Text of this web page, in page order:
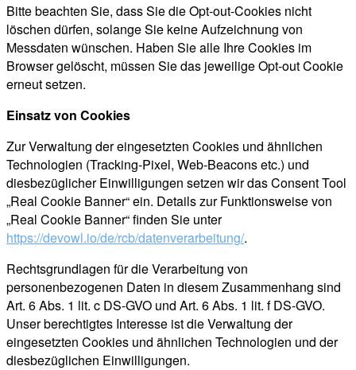
Bitte beachten Sie, dass Sie die Opt-out-Cookies nicht
löschen dürfen, solange Sie keine Aufzeichnung von
Messdaten wünschen. Haben Sie alle Ihre Cookies im
Browser gelöscht, müssen Sie das jeweilige Opt-out Cookie
erneut setzen.
Einsatz von Cookies
Zur Verwaltung der eingesetzten Cookies und ähnlichen
Technologien (Tracking-Pixel, Web-Beacons etc.) und
diesbezüglicher Einwilligungen setzen wir das Consent Tool
„Real Cookie Banner“ ein. Details zur Funktionsweise von
„Real Cookie Banner“ finden Sie unter
https://devowl.io/de/rcb/datenverarbeitung/.
Rechtsgrundlagen für die Verarbeitung von
personenbezogenen Daten in diesem Zusammenhang sind
Art. 6 Abs. 1 lit. c DS-GVO und Art. 6 Abs. 1 lit. f DS-GVO.
Unser berechtigtes Interesse ist die Verwaltung der
eingesetzten Cookies und ähnlichen Technologien und der
diesbezüglichen Einwilligungen.